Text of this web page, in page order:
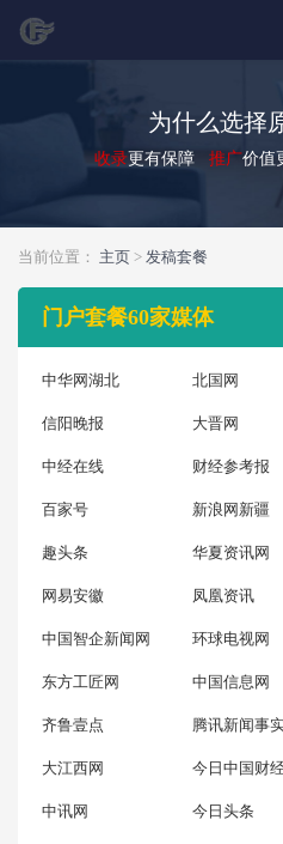
为什么选择
收录更有保障 推广价值
当前位置： 主页 > 发稿套餐
门户套餐60家媒体
中华网湖北 北国网
信阳晚报 大晋网
中经在线 财经参考报
百家号 新浪网新疆
趣头条 华夏资讯网
网易安徽 凤凰资讯
中国智企新闻网 环球电视网
东方工匠网 中国信息网
齐鲁壹点 腾讯新闻事
大江西网 今日中国财
中讯网 今日头条